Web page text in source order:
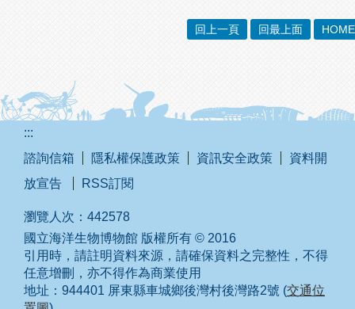
回上一頁 回最上面 HOME
:::
諮詢信箱
隱私權保護政策 資訊安全政策
資料開
放宣告
RSS訂閱
瀏覽人次： 442578
國立海洋生物博物館 版權所有 © 2016
引用時，請註明資料來源，請確保資料之完整性，不得
任意增刪，亦不得作為商業使用
地址：944401 屏東縣車城鄉後灣村後灣路2號 (交通位